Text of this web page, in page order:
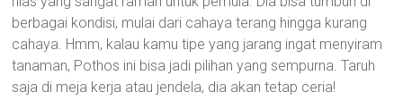
berbagai kondisi, mulai dari cahaya terang hingga kurang
cahaya. Hmm, kalau kamu tipe yang jarang ingat menyiram
tanaman, Pothos ini bisa jadi pilihan yang sempurna. Taruh
saja di meja kerja atau jendela, dia akan tetap ceria!